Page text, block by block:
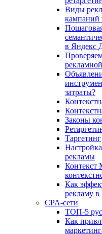
Виды
кампаний
в Яндекс
затраты?
Законы
Таргетинг
рекламы
Контекст
Как
рекламу
CPA-сети
ТОП-5
Как